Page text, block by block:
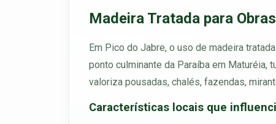
Madeira Tratada para
Em Pico do Jabre, o uso de madeira
ponto culminante da Paraíba em Maturéia,
valoriza pousadas, chalés, fazendas,
Características locais que